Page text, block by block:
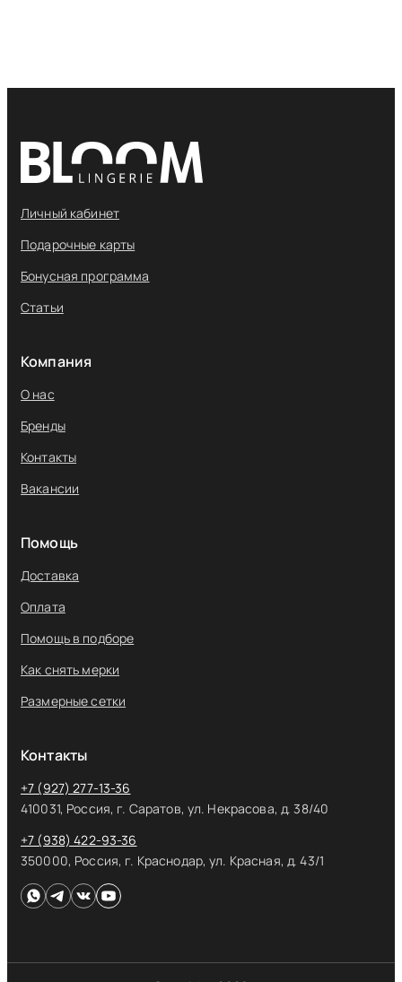
Личный кабинет
Подарочные карты
Бонусная программа
Статьи
Компания
О нас
Бренды
Контакты
Вакансии
Помощь
Доставка
Оплата
Помощь в подборе
Как снять мерки
Размерные сетки
Контакты
+7 (927) 277-13-36
410031, Россия, г. Саратов, ул. Некрасова, д. 38/40
+7 (938) 422-93-36
350000, Россия, г. Краснодар, ул. Красная, д. 43/1